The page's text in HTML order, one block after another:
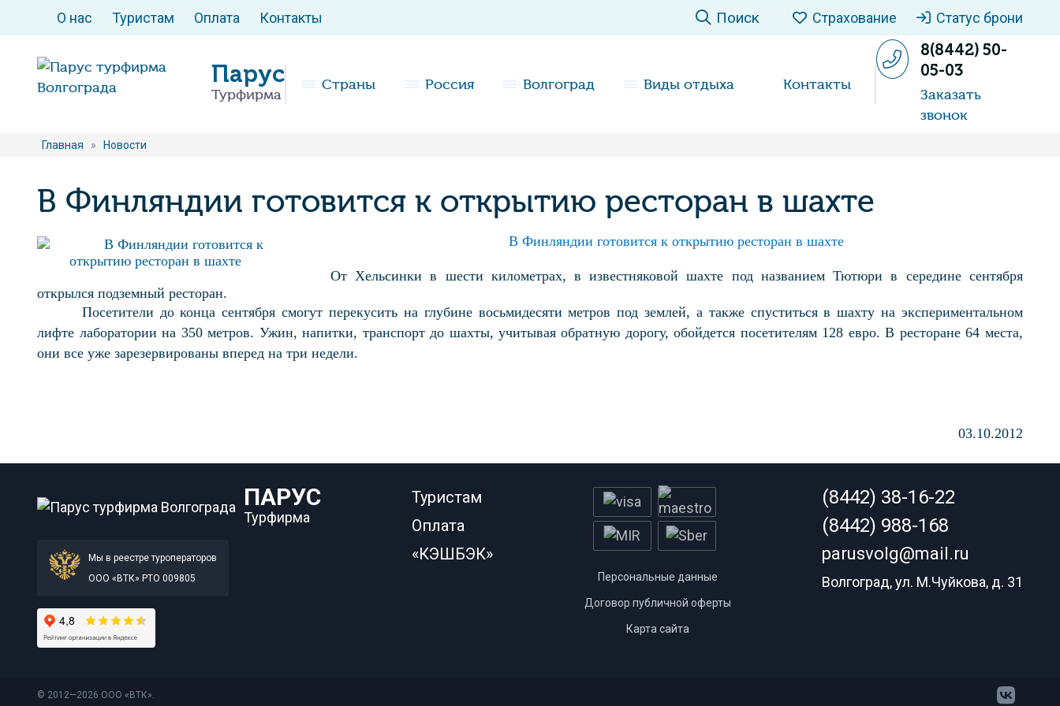
О нас Туристам Оплата Контакты Поиск Страхование Статус брони
Парус
Турфирма
Страны Россия Волгоград Виды отдыха Контакты
8(8442) 50-
05-03
Заказать
звонок
Главная » Новости
В Финляндии готовится к открытию ресторан в шахте
В Финляндии готовится к открытию ресторан в шахте
От Хельсинки в шести километрах, в известняковой шахте под названием Тютюри в середине сентября
открылся подземный ресторан.
Посетители до конца сентября смогут перекусить на глубине восьмидесяти метров под землей, а также спуститься в шахту на экспериментальном
лифте лаборатории на 350 метров. Ужин, напитки, транспорт до шахты, учитывая обратную дорогу, обойдется посетителям 128 евро. В ресторане 64 места,
они все уже зарезервированы вперед на три недели.
03.10.2012
ПАРУС
Турфирма
Мы в реестре туроператоров
ООО «ВТК» РТО 009805
Туристам
Оплата
«КЭШБЭК»
Персональные данные
Договор публичной оферты
Карта сайта
(8442) 38-16-22
(8442) 988-168
parusvolg@mail.ru
Волгоград, ул. М.Чуйкова, д. 31
© 2012—2026 ООО «ВТК».